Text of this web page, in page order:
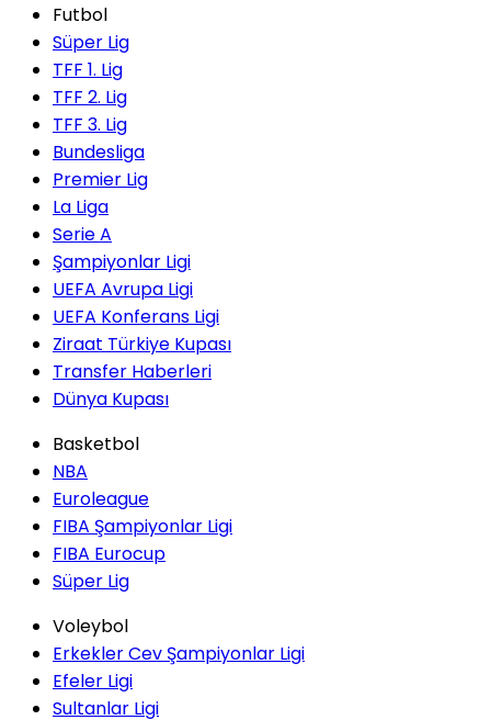
Futbol
Süper Lig
TFF 1. Lig
TFF 2. Lig
TFF 3. Lig
Bundesliga
Premier Lig
La Liga
Serie A
Şampiyonlar Ligi
UEFA Avrupa Ligi
UEFA Konferans Ligi
Ziraat Türkiye Kupası
Transfer Haberleri
Dünya Kupası
Basketbol
NBA
Euroleague
FIBA Şampiyonlar Ligi
FIBA Eurocup
Süper Lig
Voleybol
Erkekler Cev Şampiyonlar Ligi
Efeler Ligi
Sultanlar Ligi